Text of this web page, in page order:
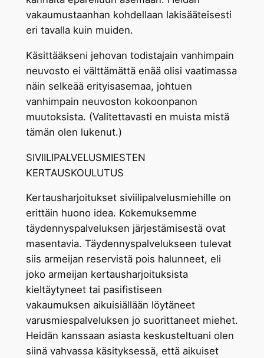
vakaumustaanhan kohdellaan lakisääteisesti
eri tavalla kuin muiden.
Käsittääkseni jehovan todistajain vanhimpain
neuvosto ei välttämättä enää olisi vaatimassa
näin selkeää erityisasemaa, johtuen
vanhimpain neuvoston kokoonpanon
muutoksista. (Valitettavasti en muista mistä
tämän olen lukenut.)
SIVIILIPALVELUSMIESTEN
KERTAUSKOULUTUS
Kertausharjoitukset siviilipalvelusmiehille on
erittäin huono idea. Kokemuksemme
täydennyspalveluksen järjestämisestä ovat
masentavia. Täydennyspalvelukseen tulevat
siis armeijan reservistä pois halunneet, eli
joko armeijan kertausharjoituksista
kieltäytyneet tai pasifistiseen
vakaumuksen aikuisiällään löytäneet
varusmiespalveluksen jo suorittaneet miehet.
Heidän kanssaan asiasta keskusteltuani olen
siinä vahvassa käsityksessä, että aikuiset